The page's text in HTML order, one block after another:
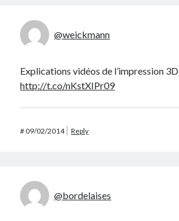
@weickmann
Explications vidéos de l’impression 3D
http://t.co/nKstXIPr09
#09/02/2014 Reply
@bordelaises